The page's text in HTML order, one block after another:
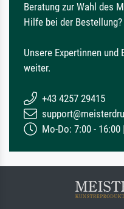
Beratung zur Wahl des
Hilfe bei der Bestellung?
Unsere Expertinnen und
weiter.
+43 4257 29415
Mo-Do: 7:00 - 16:00